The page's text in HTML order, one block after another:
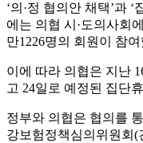
‘의·정 협의안 채택’과
에는 의협 시·도의사회
만1226명의 회원이 참
이에 따라 의협은 지난
고 24일로 예정된 집단
정부와 의협은 협의를
강보험정책심의위원회